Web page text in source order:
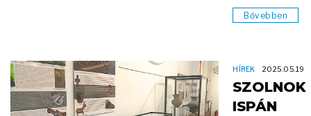
Bővebben
HÍREK 2025.05.19
SZOLNOK
ISPÁN